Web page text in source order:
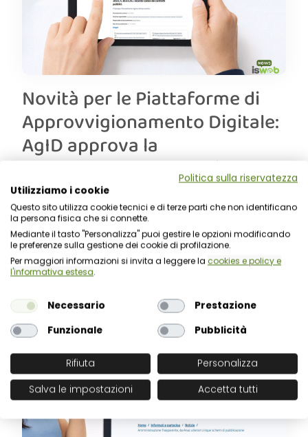
Novità per le Piattaforme di
Approvvigionamento Digitale:
AgID approva la
Determinazione n. 267/2025
con le nuove regole tecniche
12 Gennaio 2026
Il 31 dicembre 2025 l’Agenzia per l’Italia Digitale
(AgID) ha adottato la Determinazione n. 267/2025
con cui vengono approvati i ....
Politica sulla riservatezza
Utilizziamo i cookie
Questo sito utilizza cookie tecnici e di terze parti che non identificano
la persona fisica che si connette.
Mediante il tasto "Personalizza" puoi gestire le opzioni modificando
le preferenze sulla gestione dei cookie di profilazione.
Per maggiori informazioni si invita a leggere la cookies e policy e
l'informativa estesa.
Necessario
Prestazione
Funzionale
Pubblicità
Rifiuta
Personalizza
Salva le impostazioni
Accetta tutti